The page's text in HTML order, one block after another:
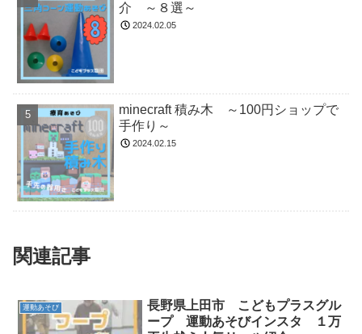
介 ～８選～
2024.02.05
minecraft 積み木 ～100円ショップで
手作り～
2024.02.15
関連記事
運動あそび
長野県上田市 こどもプラスグル
ープ 運動あそびインスタ １万